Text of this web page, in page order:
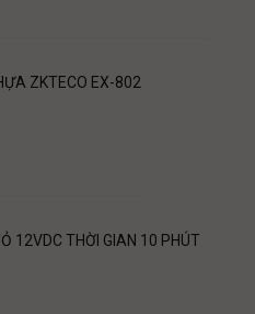
ZKTECO EX-802
12VDC THỜI GIAN 10 PHÚT